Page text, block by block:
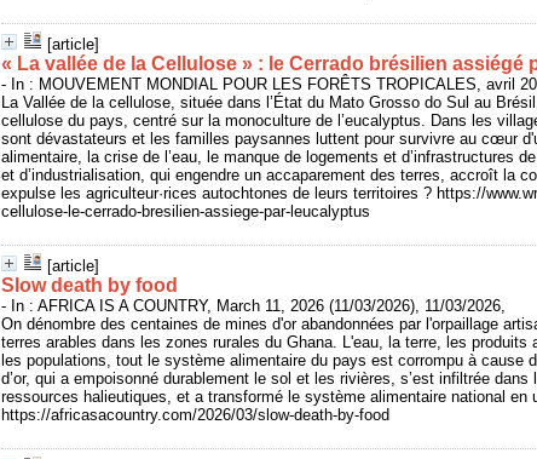
[article]
« La vallée de la Cellulose » : le Cerrado brésilien assiégé
- In : MOUVEMENT MONDIAL POUR LES FORÊTS TROPICALES, avril
La Vallée de la cellulose, située dans l’État du Mato Grosso do Sul au
cellulose du pays, centré sur la monoculture de l’eucalyptus. Dans les
sont dévastateurs et les familles paysannes luttent pour survivre au cœur
alimentaire, la crise de l’eau, le manque de logements et d’infrastructures
et d’industrialisation, qui engendre un accaparement des terres, accroît la
expulse les agriculteur·rices autochtones de leurs territoires ? https://
cellulose-le-cerrado-bresilien-assiege-par-leucalyptus
[article]
Slow death by food
- In : AFRICA IS A COUNTRY, March 11, 2026 (11/03/2026), 11/03/2026,
On dénombre des centaines de mines d'or abandonnées par l'orpaillage
terres arables dans les zones rurales du Ghana. L'eau, la terre, les produits
les populations, tout le système alimentaire du pays est corrompu à cause
d’or, qui a empoisonné durablement le sol et les rivières, s’est infiltrée
ressources halieutiques, et a transformé le système alimentaire national en
https://africasacountry.com/2026/03/slow-death-by-food